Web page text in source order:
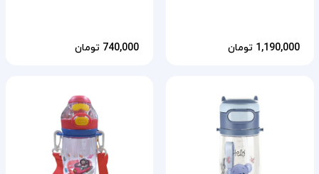
1,190,000 تومان 740,000 تومان